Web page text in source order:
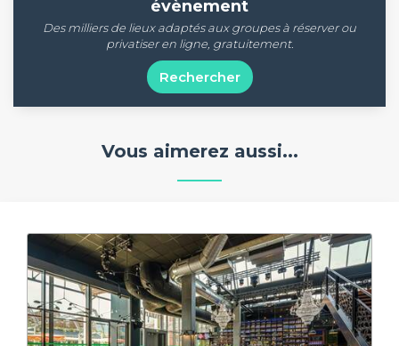
évènement
Des milliers de lieux adaptés aux groupes à réserver ou
privatiser en ligne, gratuitement.
Rechercher
Vous aimerez aussi...